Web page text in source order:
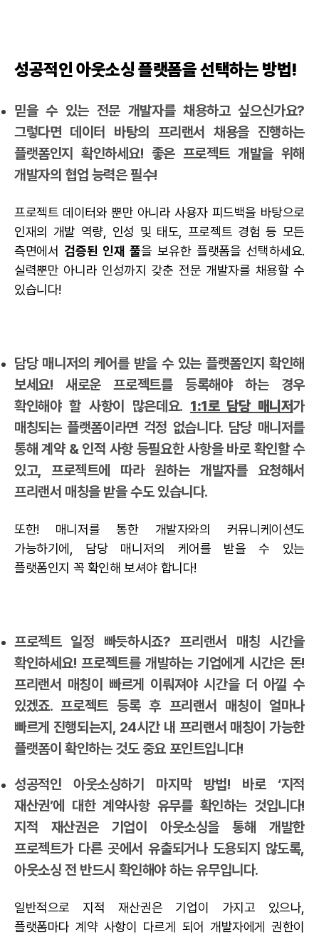
성공적인 아웃소싱 플랫폼을 선택하는 방법!
믿을 수 있는 전문 개발자를 채용하고 싶으신가요?
그렇다면 데이터 바탕의 프리랜서 채용을 진행하는
플랫폼인지 확인하세요! 좋은 프로젝트 개발을 위해
개발자의 협업 능력은 필수!
프로젝트 데이터와 뿐만 아니라 사용자 피드백을 바탕으로
인재의 개발 역량, 인성 및 태도, 프로젝트 경험 등 모든
측면에서 검증된 인재 풀을 보유한 플랫폼을 선택하세요.
실력뿐만 아니라 인성까지 갖춘 전문 개발자를 채용할 수
있습니다!
담당 매니저의 케어를 받을 수 있는 플랫폼인지 확인해
보세요! 새로운 프로젝트를 등록해야 하는 경우
확인해야 할 사항이 많은데요. 1:1로 담당 매니저가
매칭되는 플랫폼이라면 걱정 없습니다. 담당 매니저를
통해 계약 & 인적 사항 등필요한 사항을 바로 확인할 수
있고, 프로젝트에 따라 원하는 개발자를 요청해서
프리랜서 매칭을 받을 수도 있습니다.
또한! 매니저를 통한 개발자와의 커뮤니케이션도
가능하기에, 담당 매니저의 케어를 받을 수 있는
플랫폼인지 꼭 확인해 보셔야 합니다!
프로젝트 일정 빠듯하시죠? 프리랜서 매칭 시간을
확인하세요! 프로젝트를 개발하는 기업에게 시간은 돈!
프리랜서 매칭이 빠르게 이뤄져야 시간을 더 아낄 수
있겠죠. 프로젝트 등록 후 프리랜서 매칭이 얼마나
빠르게 진행되는지, 24시간 내 프리랜서 매칭이 가능한
플랫폼이 확인하는 것도 중요 포인트입니다!
성공적인 아웃소싱하기 마지막 방법! 바로 ‘지적
재산권’에 대한 계약사항 유무를 확인하는 것입니다!
지적 재산권은 기업이 아웃소싱을 통해 개발한
프로젝트가 다른 곳에서 유출되거나 도용되지 않도록,
아웃소싱 전 반드시 확인해야 하는 유무입니다.
일반적으로 지적 재산권은 기업이 가지고 있으나,
플랫폼마다 계약 사항이 다르게 되어 개발자에게 권한이